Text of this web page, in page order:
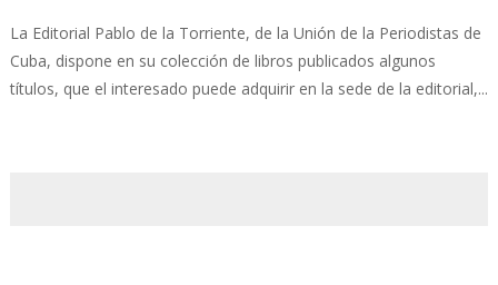
La Editorial Pablo de la Torriente, de la Unión de la Periodistas de
Cuba, dispone en su colección de libros publicados algunos
títulos, que el interesado puede adquirir en la sede de la editorial,...